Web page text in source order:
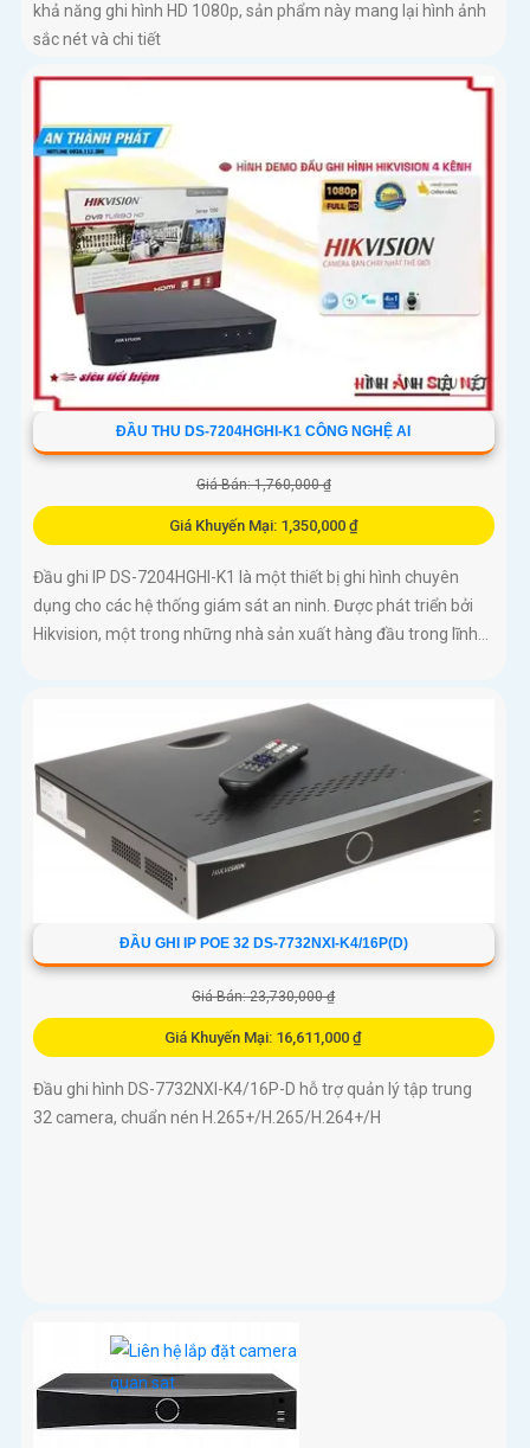
khả năng ghi hình HD 1080p, sản phẩm này mang lại hình ảnh
sắc nét và chi tiết
ĐẦU THU DS-7204HGHI-K1 CÔNG NGHỆ AI
Giá Bán: 1,760,000 ₫
Giá Khuyến Mại: 1,350,000 ₫
Đầu ghi IP DS-7204HGHI-K1 là một thiết bị ghi hình chuyên
dụng cho các hệ thống giám sát an ninh. Được phát triển bởi
Hikvision, một trong những nhà sản xuất hàng đầu trong lĩnh...
ĐẦU GHI IP POE 32 DS-7732NXI-K4/16P(D)
Giá Bán: 23,730,000 ₫
Giá Khuyến Mại: 16,611,000 ₫
Đầu ghi hình DS-7732NXI-K4/16P-D hỗ trợ quản lý tập trung
32 camera, chuẩn nén H.265+/H.265/H.264+/H